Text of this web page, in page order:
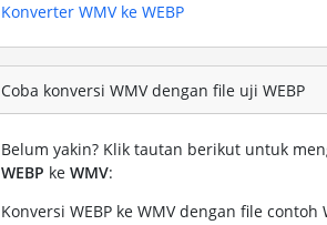
Konverter WMV ke WEBP
Coba konversi WMV dengan file uji WEBP
Belum yakin? Klik tautan berikut untuk
WEBP ke WMV:
Konversi WEBP ke WMV dengan file contoh